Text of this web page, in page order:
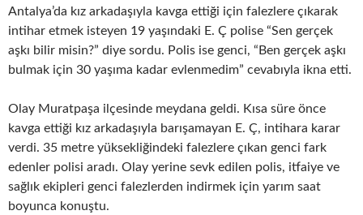
Antalya’da kız arkadaşıyla kavga ettiği için falezlere çıkarak
intihar etmek isteyen 19 yaşındaki E. Ç polise “Sen gerçek
aşkı bilir misin?” diye sordu. Polis ise genci, “Ben gerçek aşkı
bulmak için 30 yaşıma kadar evlenmedim” cevabıyla ikna etti.
Olay Muratpaşa ilçesinde meydana geldi. Kısa süre önce
kavga ettiği kız arkadaşıyla barışamayan E. Ç, intihara karar
verdi. 35 metre yüksekliğindeki falezlere çıkan genci fark
edenler polisi aradı. Olay yerine sevk edilen polis, itfaiye ve
sağlık ekipleri genci falezlerden indirmek için yarım saat
boyunca konuştu.